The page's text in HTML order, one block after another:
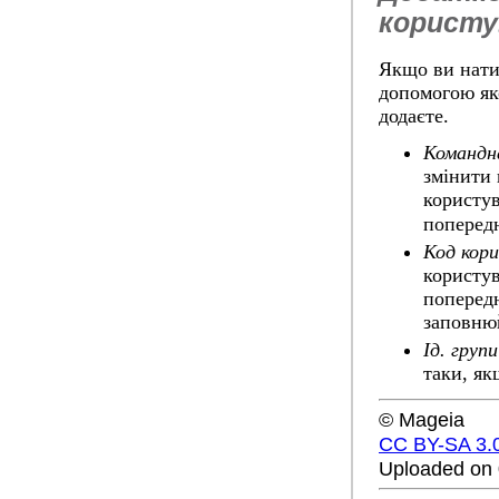
Якщо ви
допомогою
додаєте.
змінити
Код
Ід. групи
таки,
© Mageia
CC BY-SA
Uploaded